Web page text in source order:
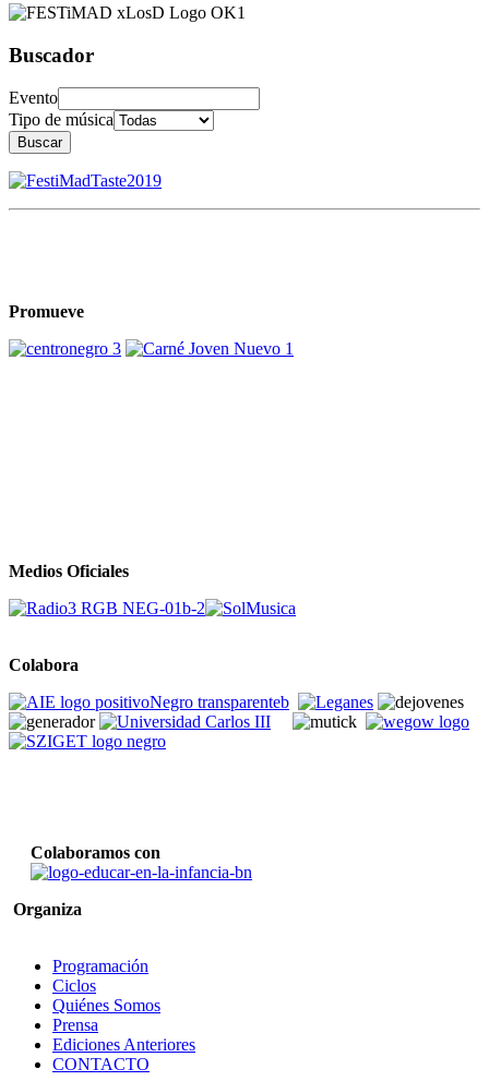
Buscador
Evento
Tipo de música
Buscar
Promueve
Medios Oficiales
Colabora
Colaboramos con
Organiza
Programación
Ciclos
Quiénes Somos
Prensa
Ediciones Anteriores
CONTACTO